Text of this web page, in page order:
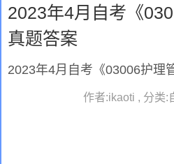
2023年4月自考《
真题答案
2023年4月自考《03006护理
作者:ikaoti , 分类: